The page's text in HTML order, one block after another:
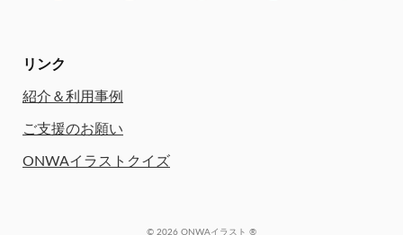
リンク
紹介＆利用事例
ご支援のお願い
ONWAイラストクイズ
© 2026 ONWAイラスト ®